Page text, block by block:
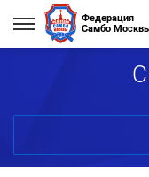
Федерация
Самбо